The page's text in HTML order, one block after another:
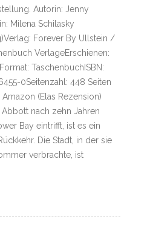
Autorin: Jenny
Milena Schilasky
Forever By Ullstein /
VerlageErschienen:
TaschenbuchISBN:
0Seitenzahl: 448 Seiten
(Elas Rezension)
Abbott nach zehn Jahren
Bay eintrifft, ist es ein
Die Stadt, in der sie
verbrachte, ist